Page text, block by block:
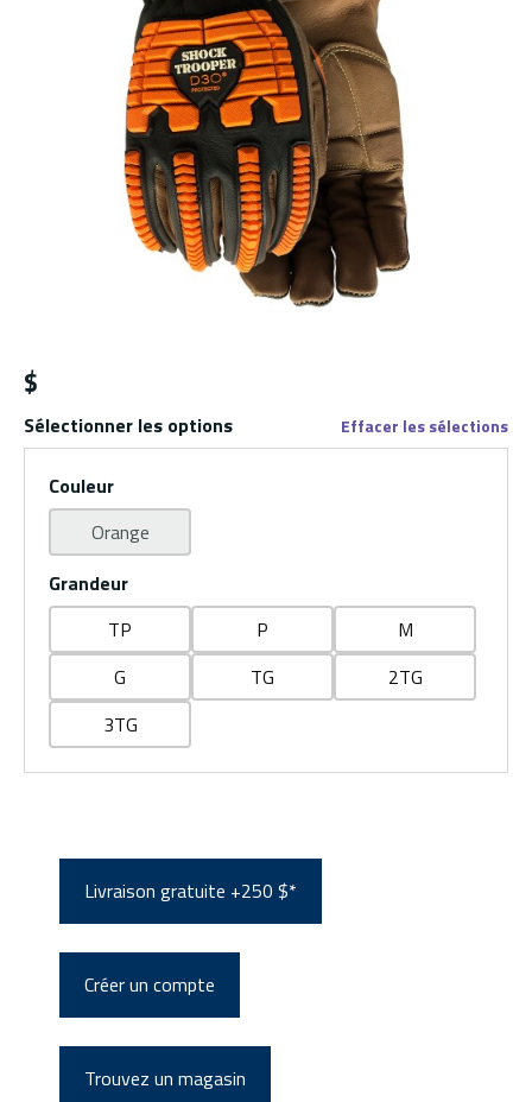
$
Sélectionner les options Effacer les sélections
Couleur
Orange
Grandeur
TP
P
M
G
TG
2TG
3TG
Livraison gratuite +250 $*
Créer un compte
Trouvez un magasin